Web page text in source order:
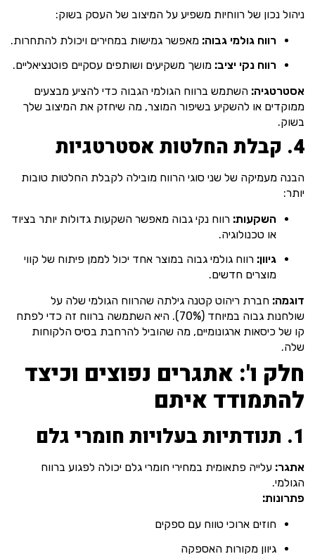
ניהול נכון של רווחיות משפיע על המיצוב של העסק בשוק:
רווח גולמי גבוה: מאפשר גמישות במחירים ויכולת להתחרות.
רווח נקי יציב: מושך משקיעים ושותפים עסקיים פוטנציאליים.
אסטרטגיה: השתמש ברווח הגולמי הגבוה כדי להציע מבצעים
ממוקדים או להשקיע בשיפור המוצר, מה שיחזק את המיצוב שלך
בשוק.
4. קבלת החלטות אסטרטגיות
הבנה מעמיקה של שני סוגי הרווח מובילה לקבלת החלטות טובות
יותר:
השקעות: רווח נקי גבוה מאפשר השקעות גדולות יותר בציוד
או טכנולוגיה.
גיוון: רווח גולמי גבוה במוצר אחד יכול לממן פיתוח של קווי
מוצרים חדשים.
דוגמה: חברת ריהוט קטנה גילתה שהרווח הגולמי שלה על
שולחנות גבוה במיוחד (70%). היא השתמשה ברווח זה כדי לפתח
קו של כיסאות ארגונומיים, מה שהוביל להרחבת בסיס הלקוחות
שלה.
חלק ו': אתגרים נפוצים וכיצד
להתמודד איתם
1. תנודתיות בעלויות חומרי גלם
אתגר: עלייה פתאומית במחירי חומרי גלם יכולה לפגוע ברווח
הגולמי.
פתרונות:
חוזים ארוכי טווח עם ספקים
גיוון מקורות האספקה